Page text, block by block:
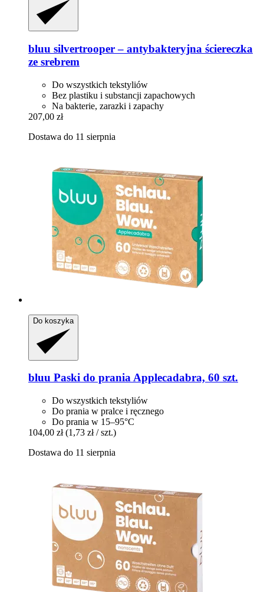
bluu silvertrooper – antybakteryjna ściereczka
ze srebrem
Do wszystkich tekstyliów
Bez plastiku i substancji zapachowych
Na bakterie, zarazki i zapachy
207,00 zł
Dostawa do 11 sierpnia
Do koszyka
bluu Paski do prania Applecadabra, 60 szt.
Do wszystkich tekstyliów
Do prania w pralce i ręcznego
Do prania w 15–95°C
104,00 zł (1,73 zł / szt.)
Dostawa do 11 sierpnia